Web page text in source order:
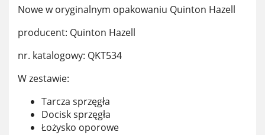
Nowe w oryginalnym opakowaniu Quinton Hazell
producent: Quinton Hazell
nr. katalogowy: QKT534
W zestawie:
Tarcza sprzęgła
Docisk sprzęgła
Łożysko oporowe